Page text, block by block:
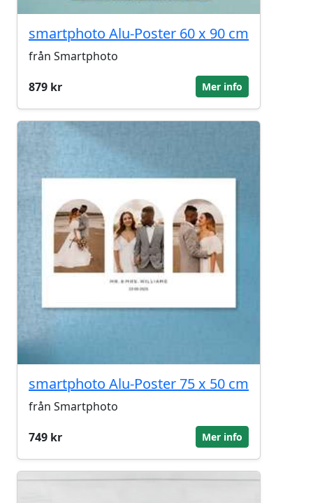
smartphoto Alu-Poster 60 x 90 cm
från Smartphoto
879 kr
Mer info
smartphoto Alu-Poster 75 x 50 cm
från Smartphoto
749 kr
Mer info